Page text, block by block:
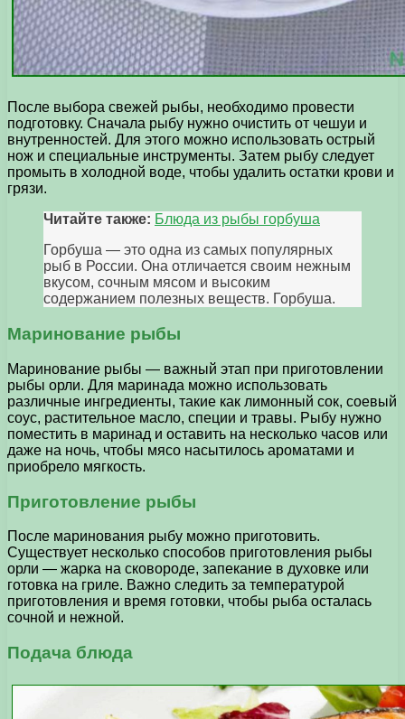
После выбора свежей рыбы, необходимо провести
подготовку. Сначала рыбу нужно очистить от чешуи и
внутренностей. Для этого можно использовать острый
нож и специальные инструменты. Затем рыбу следует
промыть в холодной воде, чтобы удалить остатки крови и
грязи.
Читайте также: Блюда из рыбы горбуша
Горбуша — это одна из самых популярных
рыб в России. Она отличается своим нежным
вкусом, сочным мясом и высоким
содержанием полезных веществ. Горбуша.
Маринование рыбы
Маринование рыбы — важный этап при приготовлении
рыбы орли. Для маринада можно использовать
различные ингредиенты, такие как лимонный сок, соевый
соус, растительное масло, специи и травы. Рыбу нужно
поместить в маринад и оставить на несколько часов или
даже на ночь, чтобы мясо насытилось ароматами и
приобрело мягкость.
Приготовление рыбы
После маринования рыбу можно приготовить.
Существует несколько способов приготовления рыбы
орли — жарка на сковороде, запекание в духовке или
готовка на гриле. Важно следить за температурой
приготовления и время готовки, чтобы рыба осталась
сочной и нежной.
Подача блюда